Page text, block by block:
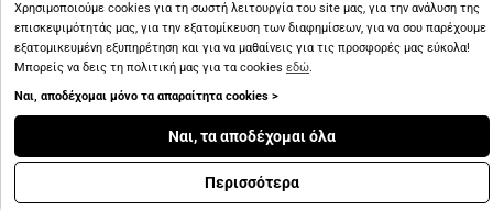
Copyright © 2026pharmado.gr
Χρησιμοποιούμε cookies για τη σωστή λειτουργία του site μας, για την ανάλυση της
επισκεψιμότητάς μας, για την εξατομίκευση των διαφημίσεων, για να σου παρέχουμε
εξατομικευμένη εξυπηρέτηση και για να μαθαίνεις για τις προσφορές μας εύκολα!
Μπορείς να δεις τη πολιτική μας για τα cookies εδώ.
Ναι, αποδέχομαι μόνο τα απαραίτητα cookies >
Ναι, τα αποδέχομαι όλα
Περισσότερα